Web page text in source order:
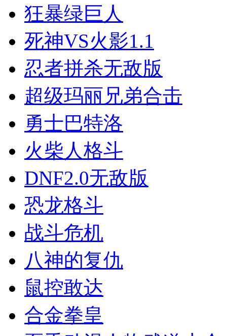
狂暴绿巨人
死神VS火影1.1
忍者拼杀无敌版
超级玛丽兄弟合击
勇士巴特洛
火柴人格斗
DNF2.0无敌版
恐龙格斗
战斗危机
八神的复仇
鼠控敢达
合金拳皇